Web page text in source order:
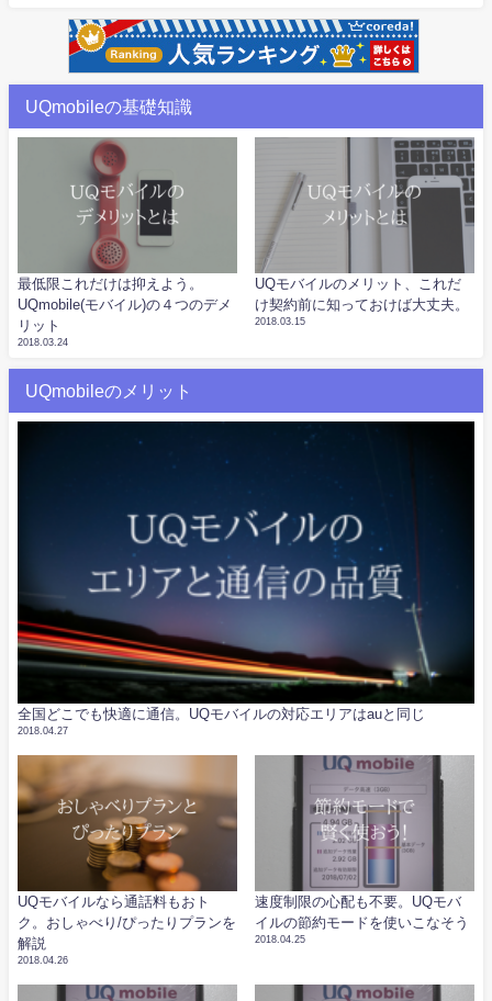
UQmobileの基礎知識
最低限これだけは抑えよう。
UQmobile(モバイル)の４つのデメ
リット
2018.03.24
UQモバイルのメリット、これだ
け契約前に知っておけば大丈夫。
2018.03.15
UQmobileのメリット
全国どこでも快適に通信。UQモバイルの対応エリアはauと同じ
2018.04.27
UQモバイルなら通話料もおト
ク。おしゃべり/ぴったりプランを
解説
2018.04.26
速度制限の心配も不要。UQモバ
イルの節約モードを使いこなそう
2018.04.25